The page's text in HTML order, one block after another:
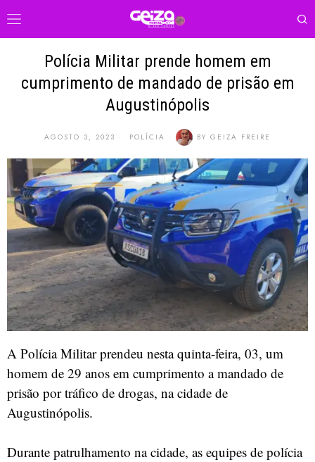
Polícia Militar prende homem em
cumprimento de mandado de prisão em
Augustinópolis
AGOSTO 3, 2023 POLÍCIA BY GEIZA FREIRE
A Polícia Militar prendeu nesta quinta-feira, 03, um
homem de 29 anos em cumprimento a mandado de
prisão por tráfico de drogas, na cidade de
Augustinópolis.
Durante patrulhamento na cidade, as equipes de polícia